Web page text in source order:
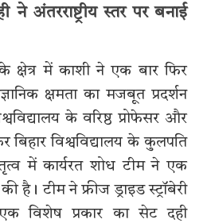
ने अंतरराष्ट्रीय स्तर पर बनाई
के क्षेत्र में काशी ने एक बार फिर
क्षमता का मजबूत प्रदर्शन
के वरिष्ठ प्रोफेसर और
विश्वविद्यालय के कुलपति
में कार्यरत शोध टीम ने एक
है। टीम ने फ्रीज ड्राइड स्ट्रॉबेरी
विशेष प्रकार का सेट दही